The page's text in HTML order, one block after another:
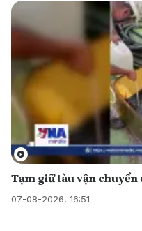
Tạm giữ tàu vận
07-08-2026, 16:51